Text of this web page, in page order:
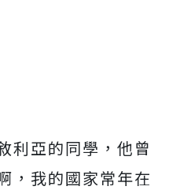
利亞的同學，他曾
，我的國家常年在